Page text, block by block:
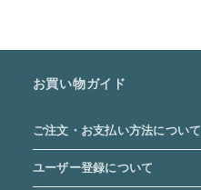
お買い物ガイド
ご注文・お支払い方法について
ユーザー登録について